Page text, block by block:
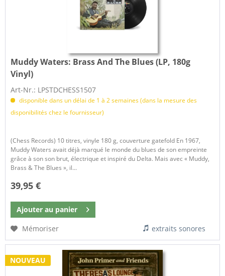
Muddy Waters: Brass And The Blues (LP, 180g
Vinyl)
Art-Nr.: LPSTDCHESS1507
disponible dans un délai de 1 à 2 semaines (dans la mesure des
disponibilités chez le fournisseur)
(Chess Records) 10 titres, vinyle 180 g, couverture gatefold En 1967,
Muddy Waters avait déjà marqué le monde du blues de son empreinte
grâce à son son brut, électrique et inspiré du Delta. Mais avec « Muddy,
Brass & The Blues », il...
39,95 €
Ajouter au panier
Mémoriser
extraits sonores
NOUVEAU